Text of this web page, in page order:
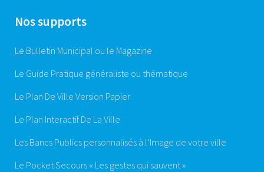
Nos supports
Le Bulletin Municipal ou le Magazine
Le Guide Pratique généraliste ou thématique
Le Plan De Ville Version Papier
Le Plan Interactif De La Ville
Les Bancs Publics personnalisés à l’Image de votre ville
Le Pocket Secours « Les gestes qui sauvent »